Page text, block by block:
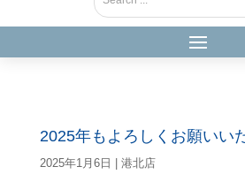
2025年もよろしくお願いい
2025年1月6日 | 港北店